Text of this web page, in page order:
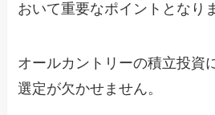
おいて重要なポイントとなり
オールカントリーの積立投資
選定が欠かせません。